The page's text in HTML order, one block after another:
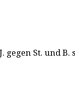
St. und